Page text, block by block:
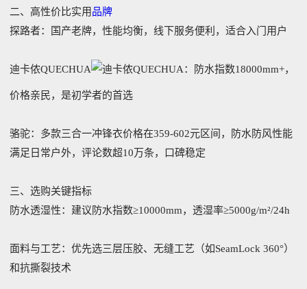
二、高性价比实用品牌
‌探路者‌：国产老牌，性能均衡，线下服务便利，适合入门用户‌
‌迪卡侬QUECHUA‌ ：防水指数18000mm+，
价格亲民，是初学者的首选‌
‌骆驼‌：多款三合一冲锋衣价格在359-602元区间，防水防风性能
满足日常户外，评论数超10万条，口碑稳定‌
三、选购关键指标
‌防水透湿性‌：建议防水指数≥10000mm，透湿率≥5000g/m²/24h‌
‌面料与工艺‌：优先选三层压胶、无缝工艺（如SeamLock 360°）
和抗撕裂技术‌